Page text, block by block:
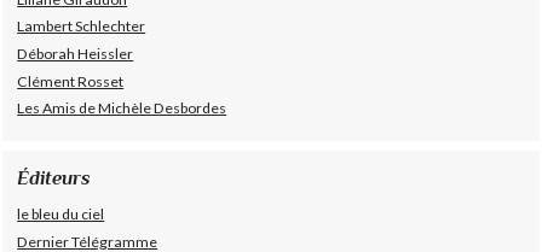
Lambert Schlechter
Déborah Heissler
Clément Rosset
Les Amis de Michèle Desbordes
Éditeurs
le bleu du ciel
Dernier Télégramme